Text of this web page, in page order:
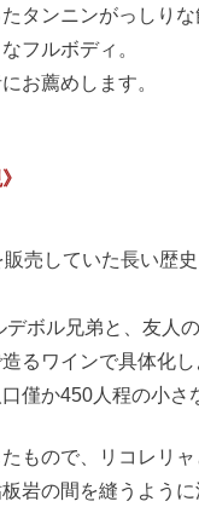
タンニンがっしりな
フルボディ。
お薦めします。
売していた長い歴
ボル兄弟と、友人
るワインで具体化
僅か450人程の小さ
もので、リコレリ
岩の間を縫うよう